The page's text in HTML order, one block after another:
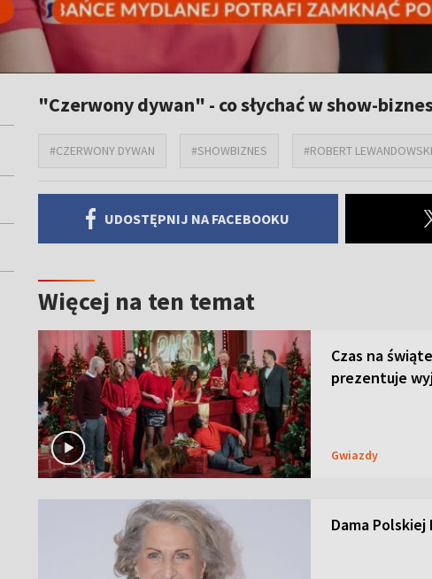
"Czerwony dywan" - co słychać w show-
#CZERWONY DYWAN #SHOWBIZNES #ROBERT LEWANDOWSKI
UDOSTĘPNIJ NA FACEBOOKU
Więcej na ten temat
Czas na
prezentuje
Gwiazdy
Dama